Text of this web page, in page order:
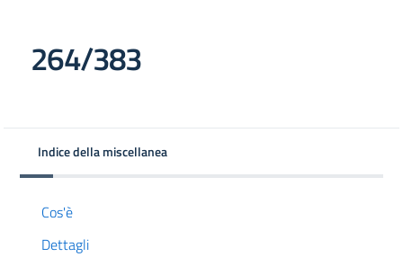
264/383
Indice della miscellanea
Cos'è
Dettagli